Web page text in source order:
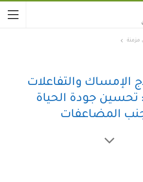
مزمنة
الإمساك والتفاعلات
تحسين جودة الحياة
المضاعفات